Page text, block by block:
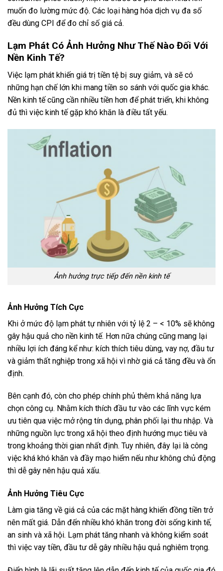
muốn đo lường mức độ. Các loại hàng hóa dịch vụ đa số
đều dùng CPI để đo chỉ số giá cả.
Lạm Phát Có Ảnh Hưởng Như Thế Nào Đối Với
Nền Kinh Tế?
Việc lạm phát khiến giá trị tiền tệ bị suy giảm, và sẽ có
những hạn chế lớn khi mang tiền so sánh với quốc gia khác.
Nền kinh tế cũng cần nhiều tiền hơn để phát triển, khi không
đủ thì việc kinh tế gặp khó khăn là điều tất yếu.
Ảnh hưởng trực tiếp đến nền kinh tế
Ảnh Hưởng Tích Cực
Khi ở mức độ lạm phát tự nhiên với tỷ lệ 2 – < 10% sẽ không
gây hậu quả cho nền kinh tế. Hơn nữa chúng cũng mang lại
nhiều lợi ích đáng kể như: kích thích tiêu dùng, vay nợ, đầu tư
và giảm thất nghiệp trong xã hội vì nhờ giá cả tăng đều và ổn
định.
Bên cạnh đó, còn cho phép chính phủ thêm khả năng lựa
chọn công cụ. Nhằm kích thích đầu tư vào các lĩnh vực kém
ưu tiên qua việc mở rộng tín dụng, phân phối lại thu nhập. Và
những nguồn lực trong xã hội theo định hướng mục tiêu và
trong khoảng thời gian nhất định. Tuy nhiên, đây lại là công
việc khá khó khăn và đầy mạo hiểm nếu như không chủ động
thì dễ gây nên hậu quả xấu.
Ảnh Hưởng Tiêu Cực
Làm gia tăng về giá cả của các mặt hàng khiến đồng tiền trở
nên mất giá. Dẫn đến nhiều khó khăn trong đời sống kinh tế,
an sinh và xã hội. Lạm phát tăng nhanh và không kiểm soát
thì việc vay tiền, đầu tư dễ gây nhiều hậu quả nghiêm trọng.